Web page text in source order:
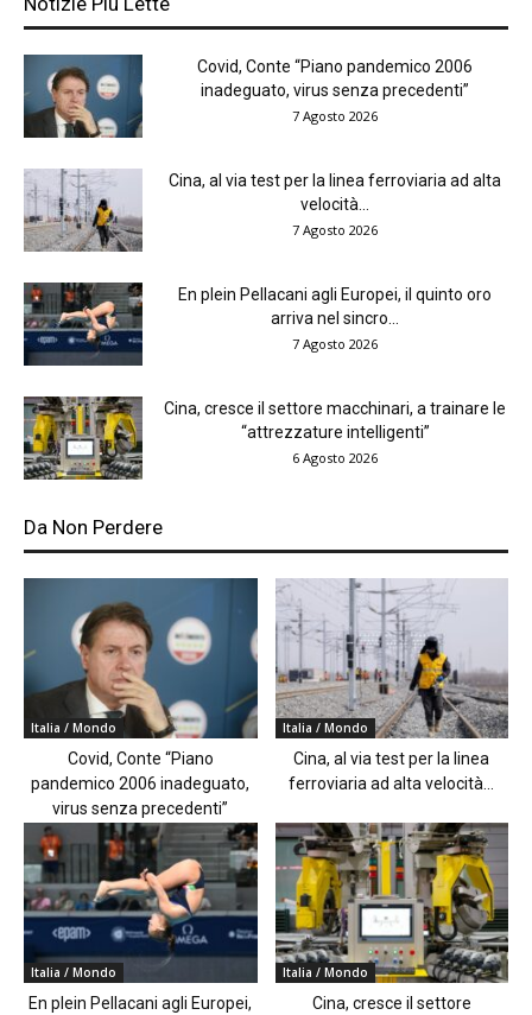
Covid, Conte “Piano pandemico 2006
inadeguato, virus senza precedenti”
7 Agosto 2026
Cina, al via test per la linea ferroviaria ad alta
velocità...
7 Agosto 2026
En plein Pellacani agli Europei, il quinto oro
arriva nel sincro...
7 Agosto 2026
Cina, cresce il settore macchinari, a trainare le
“attrezzature intelligenti”
6 Agosto 2026
Da Non Perdere
Italia / Mondo
Covid, Conte “Piano
pandemico 2006 inadeguato,
virus senza precedenti”
Italia / Mondo
Cina, al via test per la linea
ferroviaria ad alta velocità...
Italia / Mondo
En plein Pellacani agli Europei,
Italia / Mondo
Cina, cresce il settore